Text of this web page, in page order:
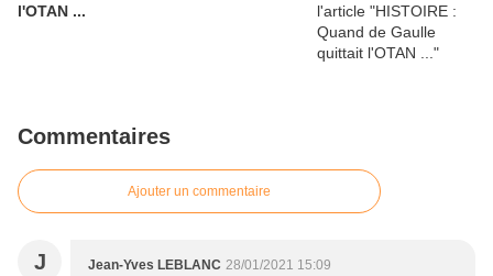
l'OTAN ...
Commentaires
Ajouter un commentaire
J Jean-Yves LEBLANC 28/01/2021 15:09